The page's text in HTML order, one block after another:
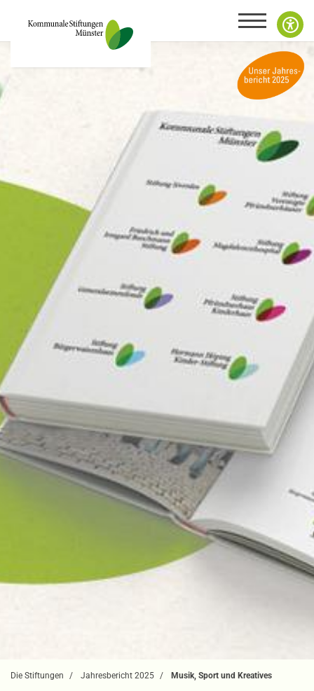
Die Stiftungen Jahresbericht 2025 Musik, Sport und Kreatives